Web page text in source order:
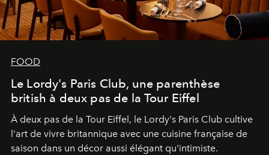
FOOD
Le Lordy's Paris Club, une parenthèse
british à deux pas de la Tour Eiffel
À deux pas de la Tour Eiffel, le Lordy's Paris Club cultive
l'art de vivre britannique avec une cuisine française de
saison dans un décor aussi élégant qu'intimiste.